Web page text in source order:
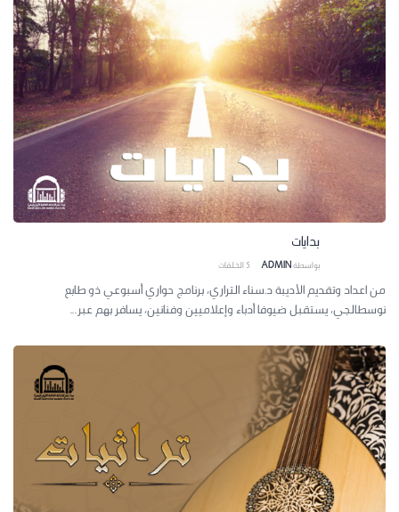
بدايات
بواسطةADMIN
5الحلقات
من اعداد وتقديم الأديبة د.سناء التراري، برنامج حواري أسبوعي ذو طابع
نوسطالجي، يستقبل ضيوفا أدباء وإعلاميين وفنانين، يسافر بهم عبر...